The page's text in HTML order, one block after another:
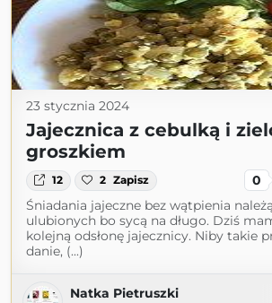
23 stycznia 2024
Jajecznica z cebulką i
groszkiem
12 2 Zapisz 0
Śniadania jajeczne bez wątpienia
ulubionych bo sycą na długo. Dziś
kolejną odsłonę jajecznicy. Niby takie
danie, (...)
Natka Pietruszki